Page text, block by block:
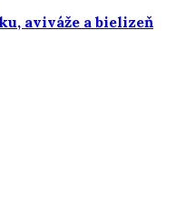
aviváže a bielizeň